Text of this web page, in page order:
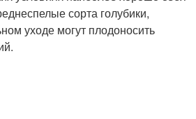
сорта голубики,
уходе могут плодоносить